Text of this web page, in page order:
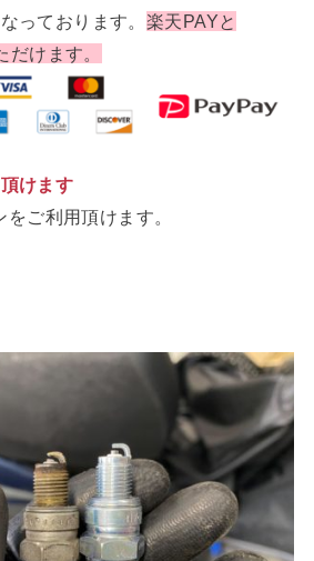
っております。 楽天PAYと
けます。
けます
ご利用頂けます。